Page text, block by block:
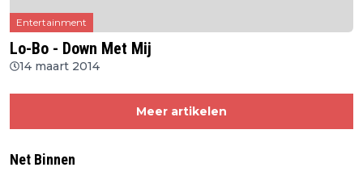
Entertainment
Lo-Bo - Down Met Mij
14 maart 2014
Meer artikelen
Net Binnen